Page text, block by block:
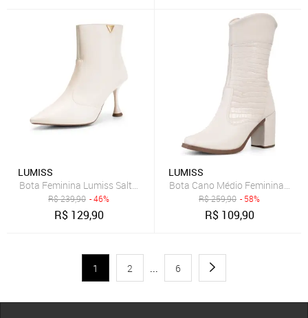
LUMISS
Bota Feminina Lumiss Salto Alto Fino Cano Curto Bico Fino Off
R$239,90 - 46%
R$ 129,90
LUMISS
Bota Cano Médio Feminina
R$259,90 - 58%
R$ 109,90
1 2 ... 6